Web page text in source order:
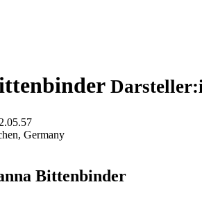
Germany
Bittenbinder